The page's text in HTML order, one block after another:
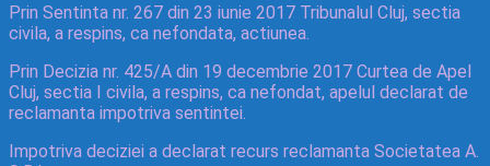
Prin Sentinta nr. 267 din 23 iunie 2017 Tribunalul Cluj, sectia
civila, a respins, ca nefondata, actiunea.
Prin Decizia nr. 425/A din 19 decembrie 2017 Curtea de Apel
Cluj, sectia I civila, a respins, ca nefondat, apelul declarat de
reclamanta impotriva sentintei.
Impotriva deciziei a declarat recurs reclamanta Societatea A.